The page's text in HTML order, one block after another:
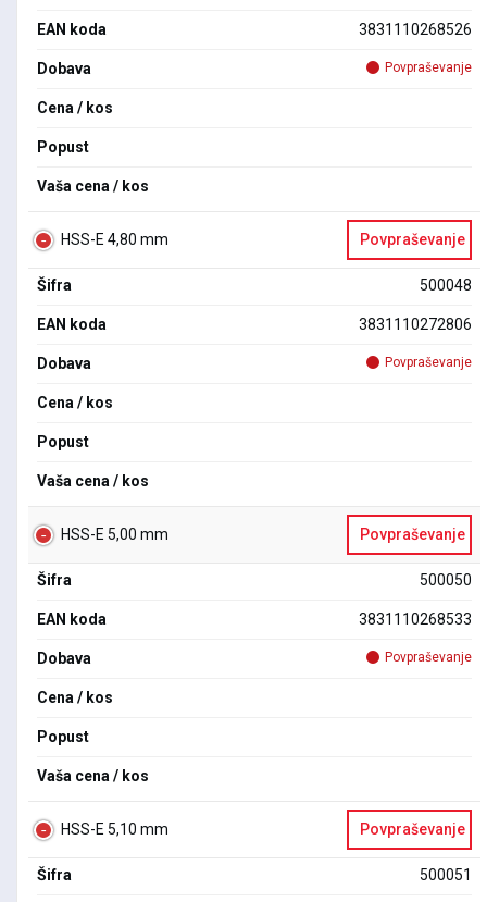
EAN koda 3831110268526
Dobava Povpraševanje
Cena / kos
Popust
Vaša cena / kos
HSS-E 4,80 mm Povpraševanje
Šifra 500048
EAN koda 3831110272806
Dobava Povpraševanje
Cena / kos
Popust
Vaša cena / kos
HSS-E 5,00 mm Povpraševanje
Šifra 500050
EAN koda 3831110268533
Dobava Povpraševanje
Cena / kos
Popust
Vaša cena / kos
HSS-E 5,10 mm Povpraševanje
Šifra 500051